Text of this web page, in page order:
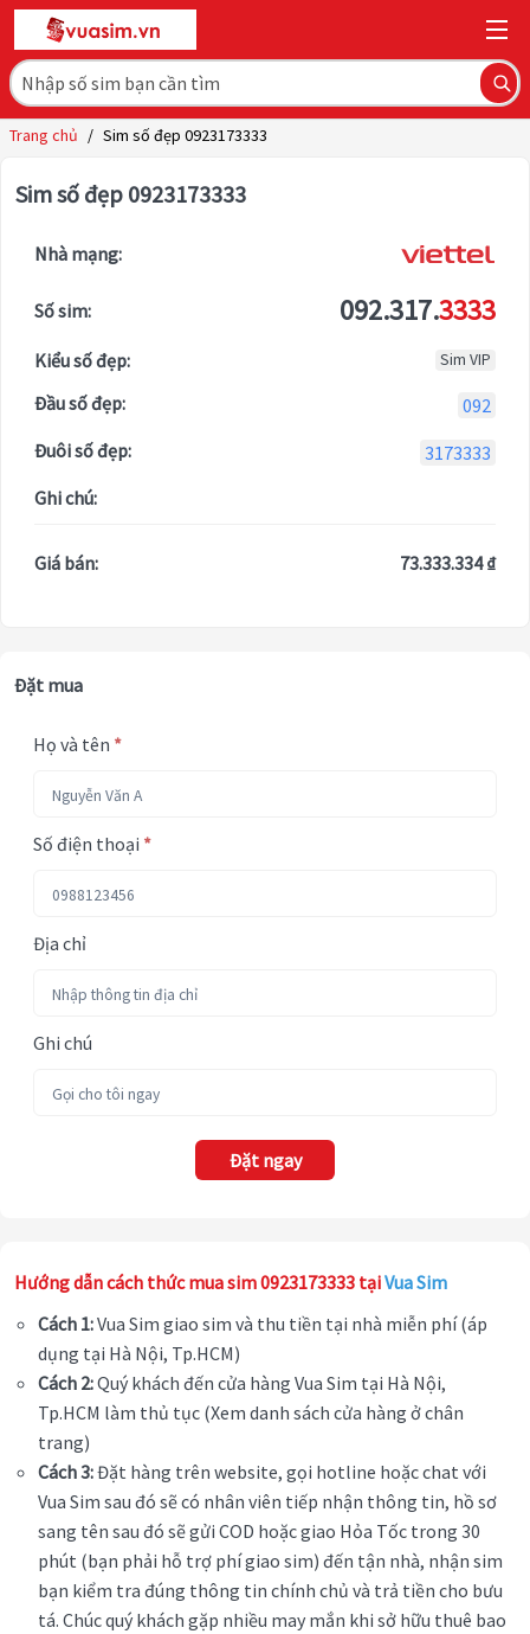
Trang chủ / Sim số đẹp 0923173333
Sim số đẹp 0923173333
Nhà mạng:
Số sim: 092.317.3333
Kiểu số đẹp: Sim VIP
Đầu số đẹp:
092
Đuôi số đẹp:
3173333
Ghi chú:
Giá bán: 73.333.334 ₫
Đặt mua
Họ và tên *
Số điện thoại *
Địa chỉ
Ghi chú
Đặt ngay
Hướng dẫn cách thức mua sim 0923173333 tạiVua Sim
Cách 1:Vua Sim giao sim và thu tiền tại nhà miễn phí (áp
dụng tại Hà Nội, Tp.HCM)
Cách 2:Quý khách đến cửa hàng Vua Sim tại Hà Nội,
Tp.HCM làm thủ tục (Xem danh sách cửa hàng ở chân
trang)
Cách 3:Đặt hàng trên website, gọi hotline hoặc chat với
Vua Sim sau đó sẽ có nhân viên tiếp nhận thông tin, hồ sơ
sang tên sau đó sẽ gửi COD hoặc giao Hỏa Tốc trong 30
phút (bạn phải hỗ trợ phí giao sim) đến tận nhà, nhận sim
bạn kiểm tra đúng thông tin chính chủ và trả tiền cho bưu
tá. Chúc quý khách gặp nhiều may mắn khi sở hữu thuê bao